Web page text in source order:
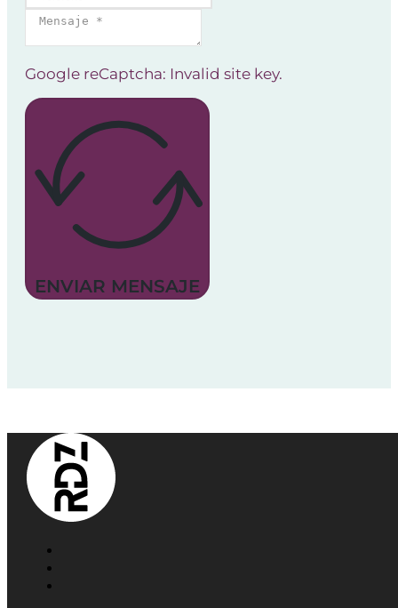
Google reCaptcha: Invalid site key.
ENVIAR MENSAJE